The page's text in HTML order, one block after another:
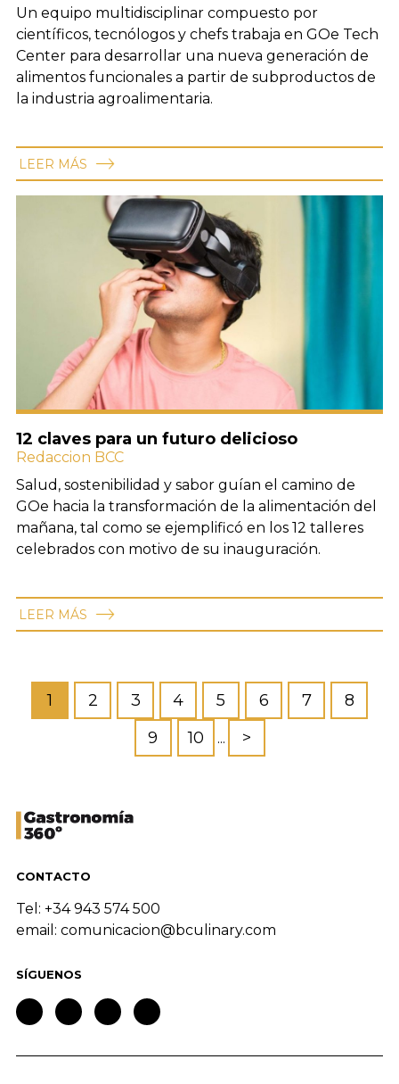
Un equipo multidisciplinar compuesto por
científicos, tecnólogos y chefs trabaja en GOe Tech
Center para desarrollar una nueva generación de
alimentos funcionales a partir de subproductos de
la industria agroalimentaria.
LEER MÁS
12 claves para un futuro delicioso
Redaccion BCC
Salud, sostenibilidad y sabor guían el camino de
GOe hacia la transformación de la alimentación del
mañana, tal como se ejemplificó en los 12 talleres
celebrados con motivo de su inauguración.
LEER MÁS
1 2 3 4 5 6 7
8
9
10 ... >
CONTACTO
Tel: +34 943 574 500
email: comunicacion@bculinary.com
SÍGUENOS